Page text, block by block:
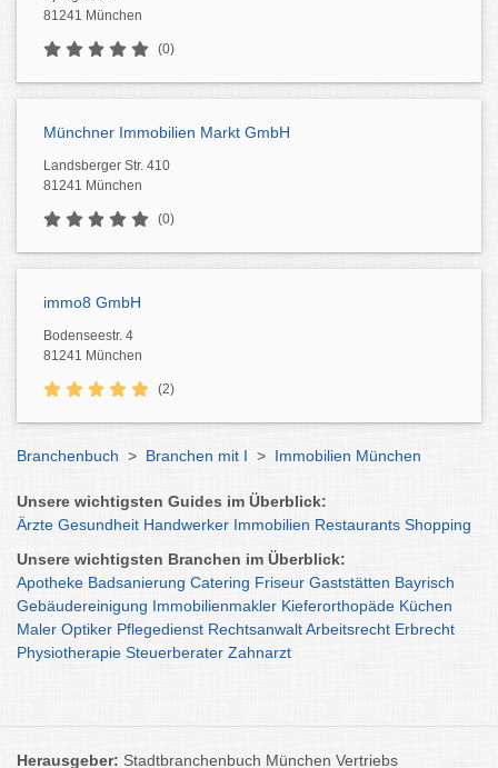
81241 München
(0)
Münchner Immobilien Markt GmbH
Landsberger Str. 410
81241 München
(0)
immo8 GmbH
Bodenseestr. 4
81241 München
(2)
Branchenbuch > Branchen mit I > Immobilien München
Unsere wichtigsten Guides im Überblick:
Ärzte Gesundheit Handwerker Immobilien Restaurants Shopping
Unsere wichtigsten Branchen im Überblick:
Apotheke Badsanierung Catering Friseur Gaststätten Bayrisch
Gebäudereinigung Immobilienmakler Kieferorthopäde Küchen
Maler Optiker Pflegedienst RechtsanwaltArbeitsrecht Erbrecht
Physiotherapie Steuerberater Zahnarzt
Herausgeber: Stadtbranchenbuch München Vertriebs